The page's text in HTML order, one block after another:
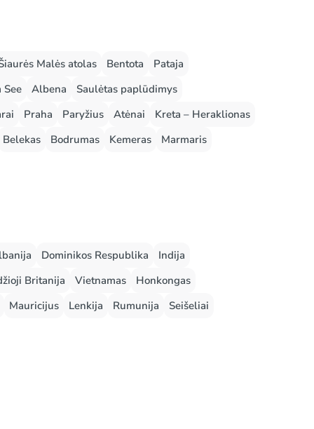
Malės atolas Bentota
Pataja
See Albena
Saulėtas paplūdimys
Praha Paryžius Atėnai
Kreta – Heraklionas
Belekas Bodrumas Kemeras Marmaris
Dominikos Respublika
Indija
Britanija Vietnamas
Honkongas
Mauricijus Lenkija Rumunija
Seišeliai